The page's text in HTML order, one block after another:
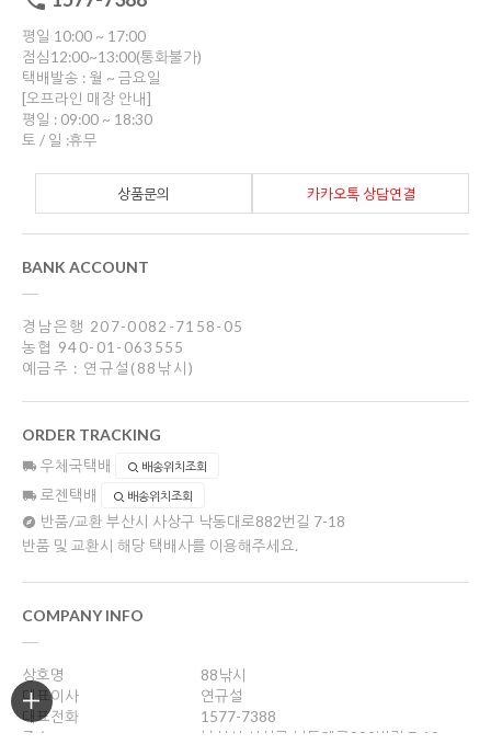
평일 10:00 ~ 17:00
점심12:00~13:00(통화불가)
택배발송 : 월 ~ 금요일
[오프라인 매장 안내]
평일 : 09:00 ~ 18:30
토 / 일 :휴무
카카오톡 상담연결
상품문의
BANK ACCOUNT
경남은행 207-0082-7158-05
농협 940-01-063555
예금주 : 연규설(88낚시)
ORDER TRACKING
우체국택배 배송위치조회
로젠택배 배송위치조회
반품/교환 부산시 사상구 낙동대로882번길 7-18
반품 및 교환시 해당 택배사를 이용해주세요.
COMPANY INFO
상호명
88낚시
대표이사
연규설
대표전화
1577-7388
주소
부산시 사상구 낙동대로882번길 7-18